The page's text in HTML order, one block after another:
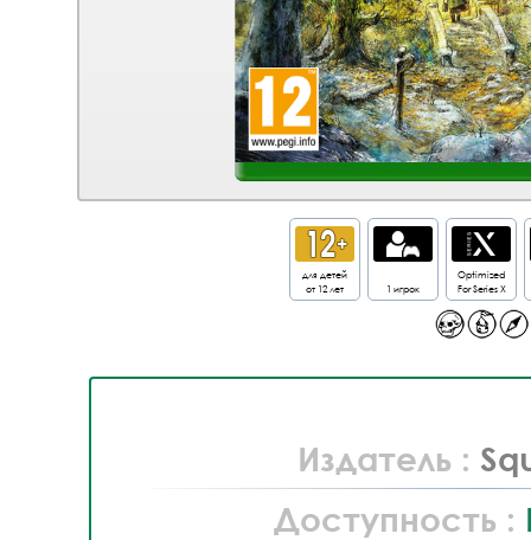
для детей
от 12 лет
1 игрок
Optimized
For Series X
Издатель :
Доступность :